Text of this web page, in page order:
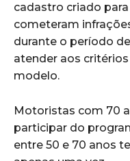
cadastro criado
cometeram
durante o período
atender aos
modelo.
Motoristas com 70
participar do
entre 50 e 70 anos